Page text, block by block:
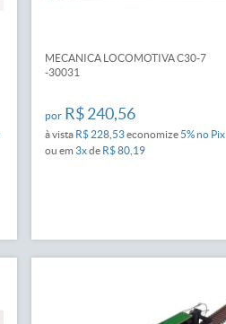
MECANICA LOCOMOTIVA C30-7
-30031
por R$ 240,56
à vista R$ 228,53economize 5%no Pix
ou em 3xde R$ 80,19